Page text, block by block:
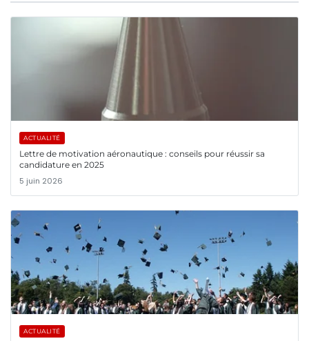
ACTUALITÉ
Lettre de motivation aéronautique : conseils pour réussir sa
candidature en 2025
5 juin 2026
ACTUALITÉ